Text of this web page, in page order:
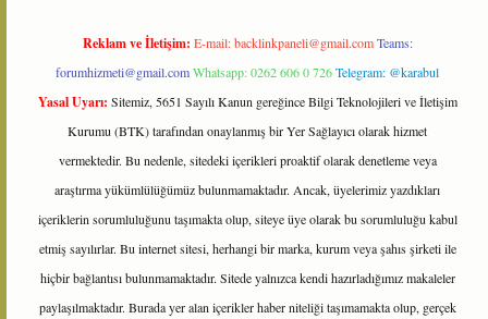
Reklam ve İletişim: E-mail:backlinkpaneli@gmail.com Teams:
forumhizmeti@gmail.comWhatsapp: 0262 606 0 726Telegram: @karabul
Yasal Uyarı: Sitemiz, 5651 Sayılı Kanun gereğince Bilgi Teknolojileri ve İletişim
Kurumu (BTK) tarafından onaylanmış bir Yer Sağlayıcı olarak hizmet
vermektedir. Bu nedenle, sitedeki içerikleri proaktif olarak denetleme veya
araştırma yükümlülüğümüz bulunmamaktadır. Ancak, üyelerimiz yazdıkları
içeriklerin sorumluluğunu taşımakta olup, siteye üye olarak bu sorumluluğu kabul
etmiş sayılırlar. Bu internet sitesi, herhangi bir marka, kurum veya şahıs şirketi ile
hiçbir bağlantısı bulunmamaktadır. Sitede yalnızca kendi hazırladığımız makaleler
paylaşılmaktadır. Burada yer alan içerikler haber niteliği taşımamakta olup, gerçek